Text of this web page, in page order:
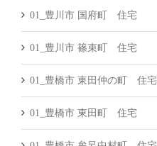
01_豊川市 国府町 住宅
01_豊川市 篠束町 住宅
01_豊橋市 東田仲の町 住宅
01_豊橋市 東田町 住宅